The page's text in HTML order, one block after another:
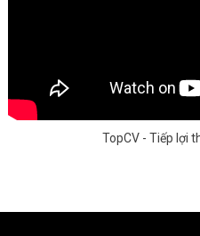
TopCV - Tiếp lợi